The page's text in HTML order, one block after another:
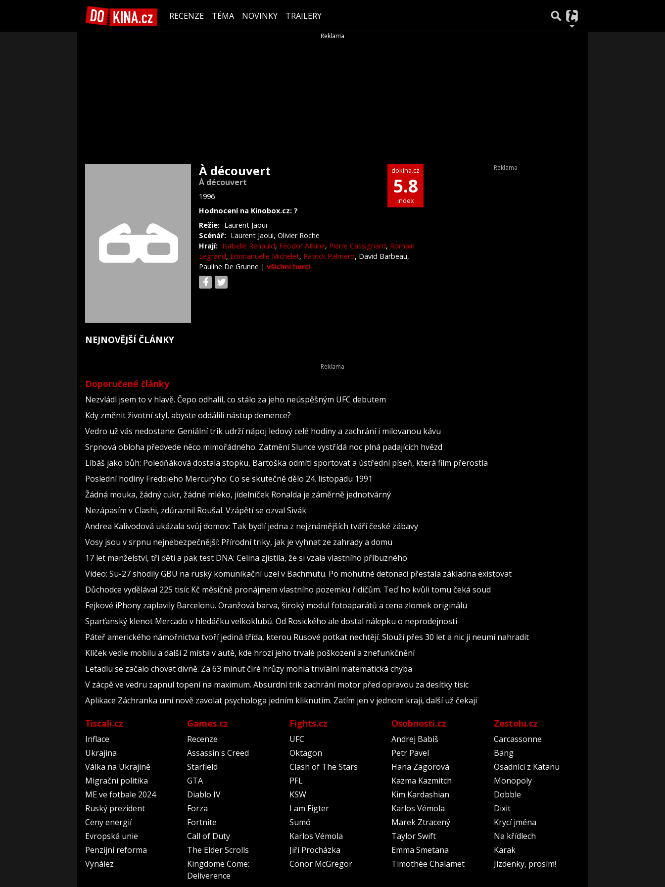
RECENZE TÉMA NOVINKY TRAILERY
À découvert
À découvert
1996
Hodnocení na Kinobox.cz: ?
dokina.cz
5.8
index
Režie: Laurent Jaoui
Scénář: Laurent Jaoui, Olivier Roche
Hrají: Isabelle Renauld, Féodor Atkine, Pierre Cassignard, Romain
Legrand, Emmanuelle Michelet, Patrick Palmero, David Barbeau,
Pauline De Grunne | všichni herci
NEJNOVĚJŠÍ ČLÁNKY
Doporučené články
Nezvládl jsem to v hlavě. Čepo odhalil, co stálo za jeho neúspěšným UFC debutem
Kdy změnit životní styl, abyste oddálili nástup demence?
Vedro už vás nedostane: Geniální trik udrží nápoj ledový celé hodiny a zachrání i milovanou kávu
Srpnová obloha předvede něco mimořádného. Zatmění Slunce vystřídá noc plná padajících hvězd
Líbáš jako bůh: Poledňáková dostala stopku, Bartoška odmítl sportovat a ústřední píseň, která film přerostla
Poslední hodiny Freddieho Mercuryho: Co se skutečně dělo 24. listopadu 1991
Žádná mouka, žádný cukr, žádné mléko, jídelníček Ronalda je záměrně jednotvárný
Nezápasím v Clashi, zdůraznil Roušal. Vzápětí se ozval Sivák
Andrea Kalivodová ukázala svůj domov: Tak bydlí jedna z nejznámějších tváří české zábavy
Vosy jsou v srpnu nejnebezpečnější: Přírodní triky, jak je vyhnat ze zahrady a domu
17 let manželství, tři děti a pak test DNA: Celina zjistila, že si vzala vlastního příbuzného
Video: Su-27 shodily GBU na ruský komunikační uzel v Bachmutu. Po mohutné detonaci přestala základna existovat
Důchodce vydělával 225 tisíc Kč měsíčně pronájmem vlastního pozemku řidičům. Teď ho kvůli tomu čeká soud
Fejkové iPhony zaplavily Barcelonu. Oranžová barva, široký modul fotoaparátů a cena zlomek originálu
Sparťanský klenot Mercado v hledáčku velkoklubů. Od Rosického ale dostal nálepku o neprodejnosti
Páteř amerického námořnictva tvoří jediná třída, kterou Rusové potkat nechtějí. Slouží přes 30 let a nic ji neumí nahradit
Klíček vedle mobilu a další 2 místa v autě, kde hrozí jeho trvalé poškození a znefunkčnění
Letadlu se začalo chovat divně. Za 63 minut čiré hrůzy mohla triviální matematická chyba
V zácpě ve vedru zapnul topení na maximum. Absurdní trik zachrání motor před opravou za desítky tisíc
Aplikace Záchranka umí nově zavolat psychologa jedním kliknutím. Zatím jen v jednom kraji, další už čekají
Tiscali.cz
Inflace
Ukrajina
Válka na Ukrajině
Migrační politika
ME ve fotbale 2024
Ruský prezident
Ceny energií
Evropská unie
Penzijní reforma
Vynález
Games.cz
Recenze
Assassin's Creed
Starfield
GTA
Diablo IV
Forza
Fortnite
Call of Duty
The Elder Scrolls
Kingdome Come:
Deliverence
Fights.cz
UFC
Oktagon
Clash of The Stars
PFL
KSW
I am Figter
Sumó
Karlos Vémola
Jiří Procházka
Conor McGregor
Osobnosti.cz
Andrej Babiš
Petr Pavel
Hana Zagorová
Kazma Kazmitch
Kim Kardashian
Karlos Vémola
Marek Ztracený
Taylor Swift
Emma Smetana
Timothée Chalamet
Zestolu.cz
Carcassonne
Bang
Osadníci z Katanu
Monopoly
Dobble
Dixit
Krycí jména
Na křídlech
Karak
Jízdenky, prosím!